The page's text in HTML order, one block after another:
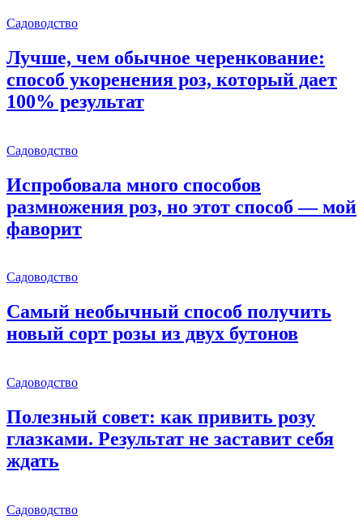
Садоводство
Лучше, чем обычное черенкование:
способ укоренения роз, который дает
100% результат
Садоводство
Испробовала много способов
размножения роз, но этот способ — мой
фаворит
Садоводство
Самый необычный способ получить
новый сорт розы из двух бутонов
Садоводство
Полезный совет: как привить розу
глазками. Результат не заставит себя
ждать
Садоводство